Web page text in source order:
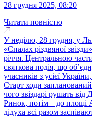
28 грудня 2025, 08:20
Читати повністю
У неділю, 28 грудня, у
«Спалах різдвяної
річчя. Центральною
святкова подія, що
учасників з усієї
Старт ходи
чого звіздарі рушать
Ринок, потім – до площі
дідуха всі разом